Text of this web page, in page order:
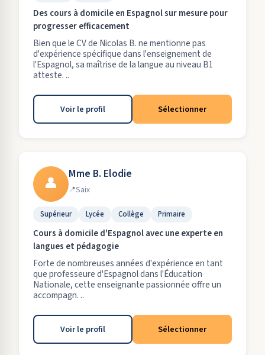
Des cours à domicile en Espagnol sur mesure pour
progresser efficacement
Bien que le CV de Nicolas B. ne mentionne pas
d'expérience spécifique dans l'enseignement de
l'Espagnol, sa maîtrise de la langue au niveau B1
atteste. ..
Voir le profil Sélectionner
👤 Mme B. Elodie
Saix
Supérieur Lycée Collège Primaire
Cours à domicile d'Espagnol avec une experte en
langues et pédagogie
Forte de nombreuses années d'expérience en tant
que professeure d'Espagnol dans l'Éducation
Nationale, cette enseignante passionnée offre un
accompagn. ..
Voir le profil Sélectionner